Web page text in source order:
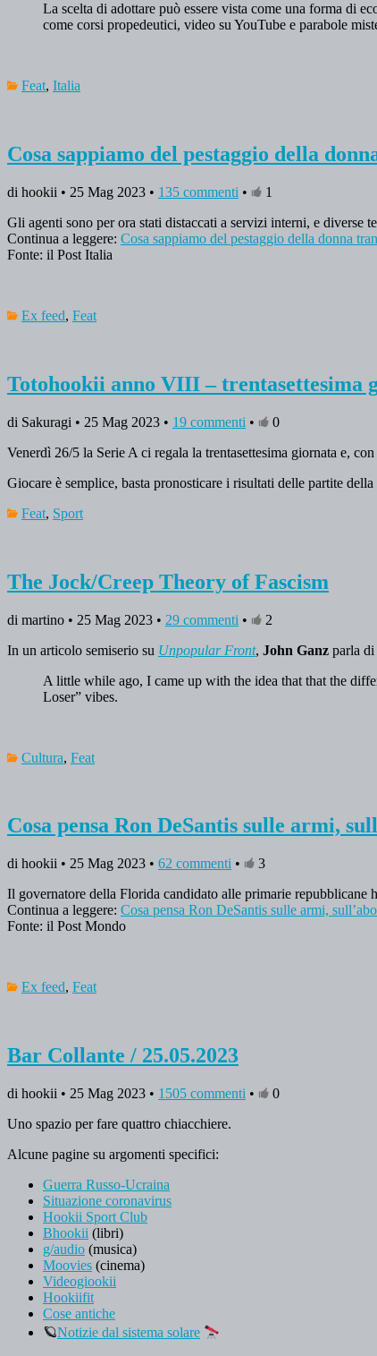
La scelta di adottare può essere vista come una forma di
come corsi propedeutici, video su YouTube e parabole
Feat, Italia
Cosa sappiamo del pestaggio della
di hookii • 25 Mag 2023 • 135 commenti •
1
Gli agenti sono per ora stati distaccati a servizi interni, e diverse
Continua a leggere: Cosa sappiamo del pestaggio della donna
Fonte: il Post Italia
Ex feed, Feat
Totohookii anno VIII – trentasettesima
di Sakuragi • 25 Mag 2023 • 19 commenti •
0
Venerdì 26/5 la Serie A ci regala la trentasettesima giornata e,
Giocare è semplice, basta pronosticare i risultati delle partite
Feat, Sport
The Jock/Creep Theory of Fascism
di martino • 25 Mag 2023 • 29 commenti •
2
In un articolo semiserio su Unpopular Front, John Ganz parla
A little while ago, I came up with the idea that that the
Loser” vibes.
Cultura, Feat
Cosa pensa Ron DeSantis sulle armi,
di hookii • 25 Mag 2023 • 62 commenti •
3
Il governatore della Florida candidato alle primarie
Continua a leggere: Cosa pensa Ron DeSantis sulle armi,
Fonte: il Post Mondo
Ex feed, Feat
Bar Collante / 25.05.2023
di hookii • 25 Mag 2023 • 1505 commenti •
0
Uno spazio per fare quattro chiacchiere.
Alcune pagine su argomenti specifici:
Guerra Russo-Ucraina
Situazione coronavirus
Hookii Sport Club
Bhookii (libri)
g/audio (musica)
Moovies (cinema)
Videogiookii
Hookiifit
Cose antiche
🪐Notizie dal sistema solare